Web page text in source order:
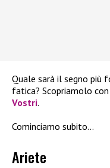
Quale sarà il segno più
fatica? Scopriamolo
Vostri.
Cominciamo subito…
Ariete